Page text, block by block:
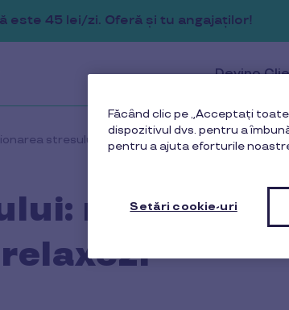
Devino
stresului: metode care te ajută să te
metode
este 45 lei/zi. Oferă și tu angajaților!
Făcând clic pe „Acceptați
dispozitivul dvs. pentru a
pentru a ajuta eforturile
Setări cookie-uri